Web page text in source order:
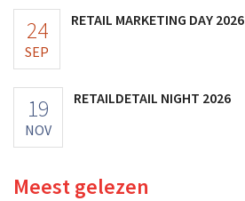
24
SEP
RETAIL MARKETING DAY 2026
19
NOV
RETAILDETAIL NIGHT 2026
Meest gelezen